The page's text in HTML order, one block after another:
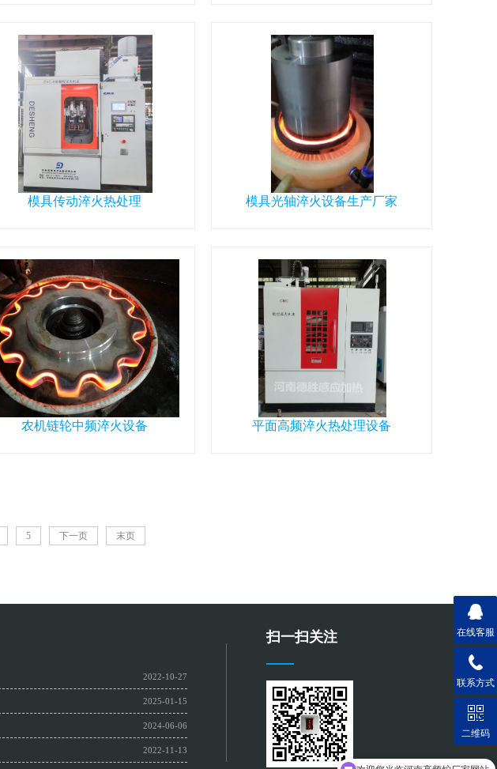
模具传动淬火热处理 模具光轴淬火设备生产厂家
农机链轮中频淬火设备 平面高频淬火热处理设备
5 下一页 末页
2022-10-27
2025-01-15
2024-06-06
2022-11-13
扫一扫关注 在线客服
联系方式
二维码